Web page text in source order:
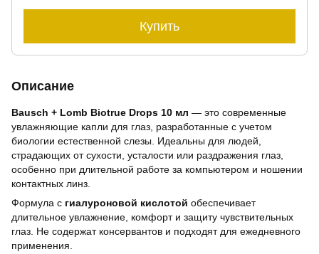
Купить
Описание
Bausch + Lomb Biotrue Drops 10 мл — это современные
увлажняющие капли для глаз, разработанные с учетом
биологии естественной слезы. Идеальны для людей,
страдающих от сухости, усталости или раздражения глаз,
особенно при длительной работе за компьютером и ношении
контактных линз.
Формула с гиалуроновой кислотой обеспечивает
длительное увлажнение, комфорт и защиту чувствительных
глаз. Не содержат консервантов и подходят для ежедневного
применения.